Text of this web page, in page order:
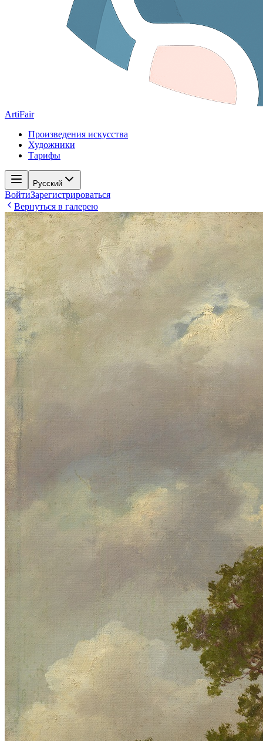
ArtiFair
Произведения искусства
Художники
Тарифы
Русский
ВойтиЗарегистрироваться
Вернуться в галерею